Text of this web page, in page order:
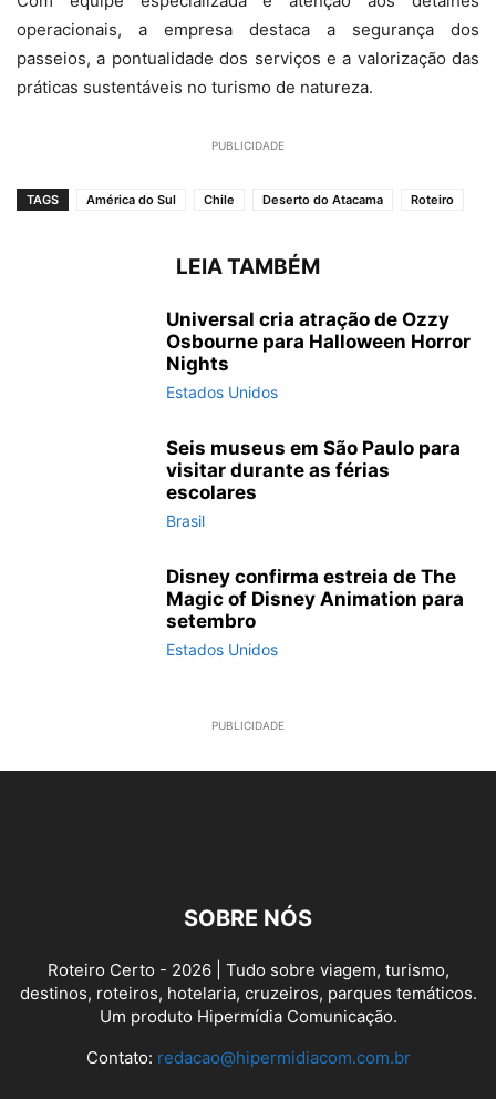
operacionais, a empresa destaca a segurança dos
passeios, a pontualidade dos serviços e a valorização das
práticas sustentáveis no turismo de natureza.
PUBLICIDADE
TAGS América do Sul Chile Deserto do Atacama Roteiro
LEIA TAMBÉM
Universal cria atração de Ozzy
Osbourne para Halloween Horror
Nights
Estados Unidos
Seis museus em São Paulo para
visitar durante as férias
escolares
Brasil
Disney confirma estreia de The
Magic of Disney Animation para
setembro
Estados Unidos
PUBLICIDADE
SOBRE NÓS
Roteiro Certo - 2026 | Tudo sobre viagem, turismo,
destinos, roteiros, hotelaria, cruzeiros, parques temáticos.
Um produto Hipermídia Comunicação.
Contato: redacao@hipermidiacom.com.br